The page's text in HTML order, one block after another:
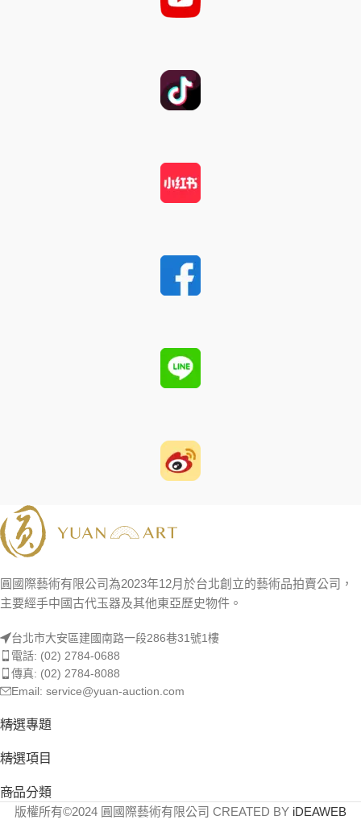
圓國際藝術有限公司為2023年12月於台北創立的藝術品拍賣公司，
主要經手中國古代玉器及其他東亞歷史物件。
台北市大安區建國南路一段286巷31號1樓
電話: (02) 2784-0688
傳真: (02) 2784-8088
Email: service@yuan-auction.com
精選專題
精選項目
商品分類
版權所有©2024 圓國際藝術有限公司 CREATED BY iDEAWEB